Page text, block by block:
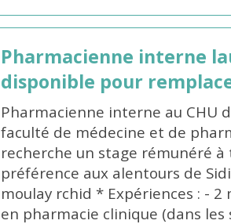
Pharmacienne interne
disponible pour
Pharmacienne interne au CHU
faculté de médecine et de
recherche un stage rémunéré
préférence aux alentours de
moulay rchid * Expériences : -
en pharmacie clinique (dans les